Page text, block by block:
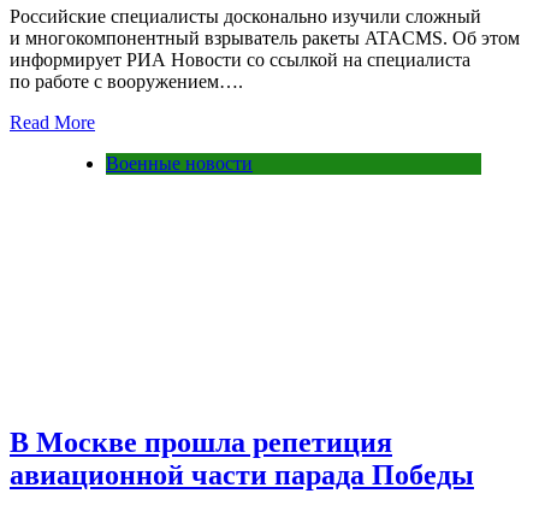
Российские специалисты досконально изучили сложный
и многокомпонентный взрыватель ракеты ATACMS. Об этом
информирует РИА Новости со ссылкой на специалиста
по работе с вооружением….
Read More
Военные новости
В Москве прошла репетиция
авиационной части парада Победы